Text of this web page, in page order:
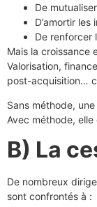
De
D’amortir
De renforcer
Mais la croissance
Valorisation,
post-acquisition…
Sans méthode,
Avec méthode,
B) La
De nombreux
sont confrontés à :